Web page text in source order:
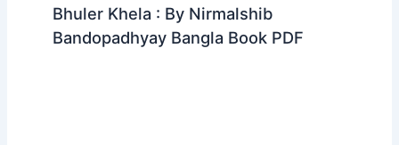
Bhuler Khela : By Nirmalshib
Bandopadhyay Bangla Book PDF